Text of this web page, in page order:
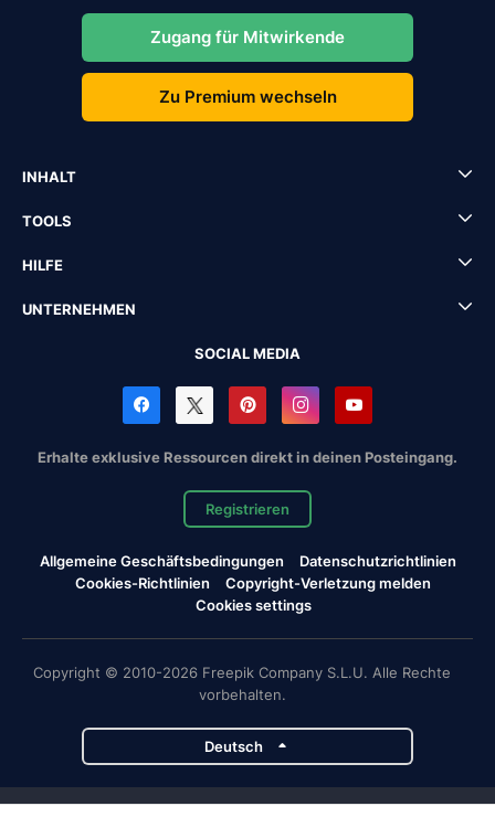
Zugang für Mitwirkende
Zu Premium wechseln
INHALT
TOOLS
HILFE
UNTERNEHMEN
SOCIAL MEDIA
Erhalte exklusive Ressourcen direkt in deinen Posteingang.
Registrieren
Allgemeine Geschäftsbedingungen
Datenschutzrichtlinien
Cookies-Richtlinien
Copyright-Verletzung melden
Cookies settings
Copyright © 2010-2026 Freepik Company S.L.U. Alle Rechte
vorbehalten.
Deutsch